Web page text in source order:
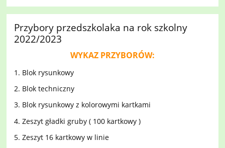
Przybory przedszkolaka na rok szkolny
2022/2023
WYKAZ PRZYBORÓW:
1. Blok rysunkowy
2. Blok techniczny
3. Blok rysunkowy z kolorowymi kartkami
4. Zeszyt gładki gruby ( 100 kartkowy )
5. Zeszyt 16 kartkowy w linie